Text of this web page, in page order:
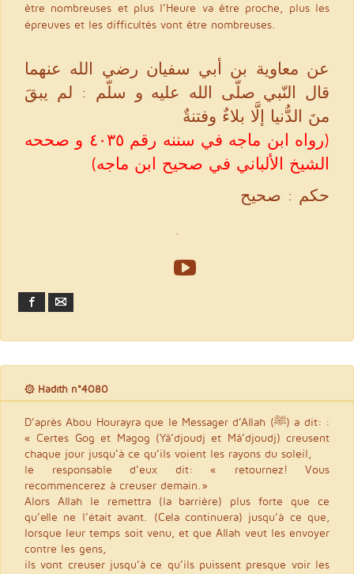
être nombreuses et plus l’Heure va être proche, plus les
épreuves et les difficultés vont être nombreuses.
عن معاوية بن أبي سفيان رضي الله عنهما
قال النّبي صلّى الله عليه و سلّم : لم يبقَ
منَ الدُّنيا إلَّا بلاءٌ وفتنةٌ
(رواه ابن ماجه في سننه رقم ٤٠٣٥ و صححه
الشيخ الألباني في صحيح ابن ماجه)
حكم : صحيح
Facebook
۞ Hadith n°4080
D’après Abou Hourayra que le Messager d’Allah (ﷺ) a dit: :
« Certes Gog et Magog (Yâ’djoudj et Mâ’djoudj) creusent
chaque jour jusqu’à ce qu’ils voient les rayons du soleil,
le responsable d’eux dit: « retournez! Vous
recommencerez à creuser demain.»
Alors Allah le remettra (la barrière) plus forte que ce
qu’elle ne l’était avant. (Cela continuera) jusqu’à ce que,
lorsque leur temps soit venu, et que Allah veut les envoyer
contre les gens,
ils vont creuser jusqu’à ce qu’ils puissent presque voir les